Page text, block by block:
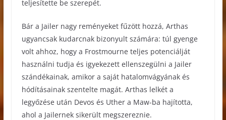
teljesítette be szerepét.
Bár a Jailer nagy reményeket fűzött hozzá, Arthas
ugyancsak kudarcnak bizonyult számára: túl gyenge
volt ahhoz, hogy a Frostmourne teljes potenciálját
használni tudja és igyekezett ellenszegülni a Jailer
szándékainak, amikor a saját hatalomvágyának és
hódításainak szentelte magát. Arthas lelkét a
legyőzése után Devos és Uther a Maw-ba hajította,
ahol a Jailernek sikerült megszereznie.